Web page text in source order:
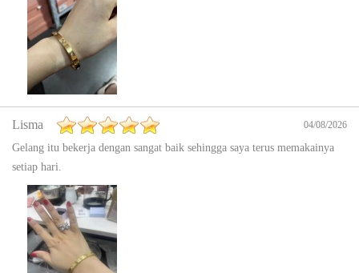
Lisma 04/08/2026
Gelang itu bekerja dengan sangat baik sehingga saya terus memakainya
setiap hari.